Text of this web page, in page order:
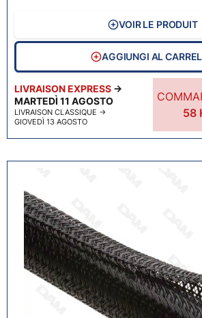
LIVRAISON EXPRESS →
MARTEDÌ 11 AGOSTO
LIVRAISON CLASSIQUE →
GIOVEDÌ 13 AGOSTO
58
VOIR LE PRODUIT
AGGIUNGI AL